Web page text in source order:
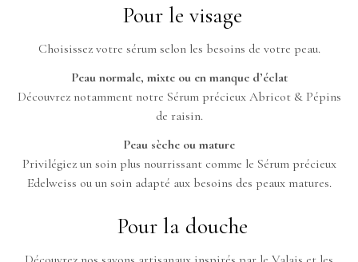
Pour le visage
Choisissez votre sérum selon les besoins de votre peau.
Peau normale, mixte ou en manque d’éclat
Découvrez notamment notre Sérum précieux Abricot & Pépins
de raisin.
Peau sèche ou mature
Privilégiez un soin plus nourrissant comme le Sérum précieux
Edelweiss ou un soin adapté aux besoins des peaux matures.
Pour la douche